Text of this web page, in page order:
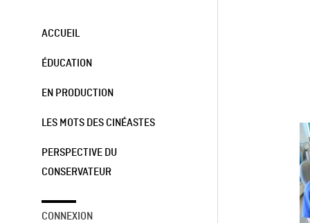
ACCUEIL
ÉDUCATION
EN PRODUCTION
LES MOTS DES CINÉASTES
PERSPECTIVE DU
CONSERVATEUR
CONNEXION